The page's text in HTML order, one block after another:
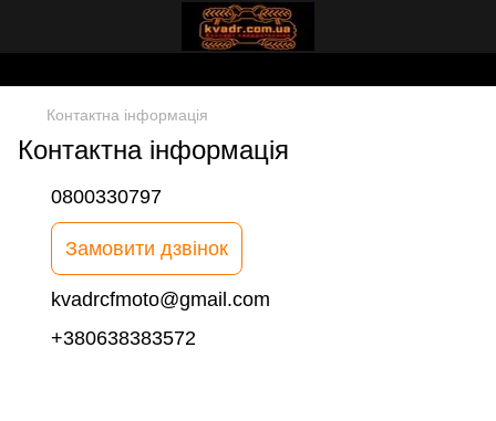
Контактна інформація
Контактна інформація
0800330797
Замовити дзвінок
kvadrcfmoto@gmail.com
+380638383572